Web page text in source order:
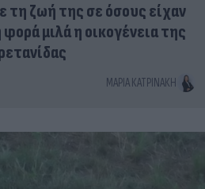
ζωή της σε όσους είχαν
μιλά η οικογένεια της
ΜΑΡΊΑ ΚΑΤΡΙΝΆΚΗ